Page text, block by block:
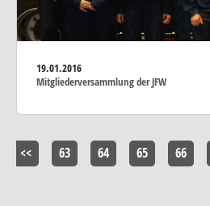
19.01.2016
Mitgliederversammlung der JFW
<< 63 64 65 66